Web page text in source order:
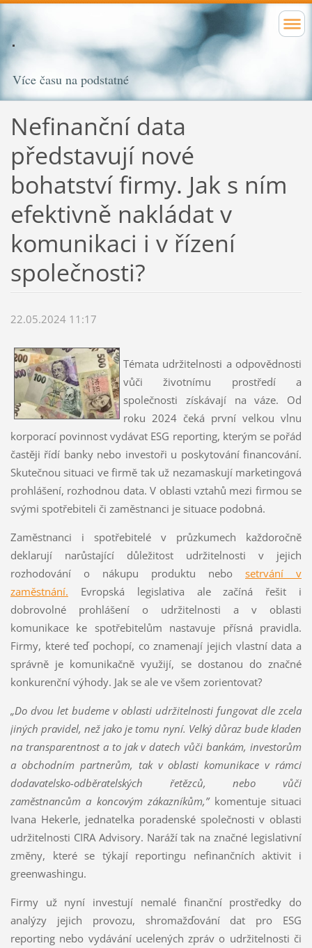
Více času na podstatné
Nefinanční data
představují nové
bohatství firmy. Jak s ním
efektivně nakládat v
komunikaci i v řízení
společnosti?
22.05.2024 11:17
Témata udržitelnosti a odpovědnosti
vůči životnímu prostředí a
společnosti získávají na váze. Od
roku 2024 čeká první velkou vlnu
korporací povinnost vydávat ESG reporting, kterým se pořád
častěji řídí banky nebo investoři u poskytování financování.
Skutečnou situaci ve firmě tak už nezamaskují marketingová
prohlášení, rozhodnou data. V oblasti vztahů mezi firmou se
svými spotřebiteli či zaměstnanci je situace podobná.
Zaměstnanci i spotřebitelé v průzkumech každoročně
deklarují narůstající důležitost udržitelnosti v jejich
rozhodování o nákupu produktu nebosetrvání v
zaměstnání. Evropská legislativa ale začíná řešit i
dobrovolné prohlášení o udržitelnosti a v oblasti
komunikace ke spotřebitelům nastavuje přísná pravidla.
Firmy, které teď pochopí, co znamenají jejich vlastní data a
správně je komunikačně využijí, se dostanou do značné
konkurenční výhody. Jak se ale ve všem zorientovat?
„Do dvou let budeme v oblasti udržitelnosti fungovat dle zcela
jiných pravidel, než jako je tomu nyní. Velký důraz bude kladen
na transparentnost a to jak v datech vůči bankám, investorům
a obchodním partnerům, tak v oblasti komunikace v rámci
dodavatelsko-odběratelských řetězců, nebo vůči
zaměstnancům a koncovým zákazníkům,”komentuje situaci
Ivana Hekerle, jednatelka poradenské společnosti v oblasti
udržitelnosti CIRA Advisory. Naráží tak na značné legislativní
změny, které se týkají reportingu nefinančních aktivit i
greenwashingu.
Firmy už nyní investují nemalé finanční prostředky do
analýzy jejich provozu, shromažďování dat pro ESG
reporting nebo vydávání ucelených zpráv o udržitelnosti či